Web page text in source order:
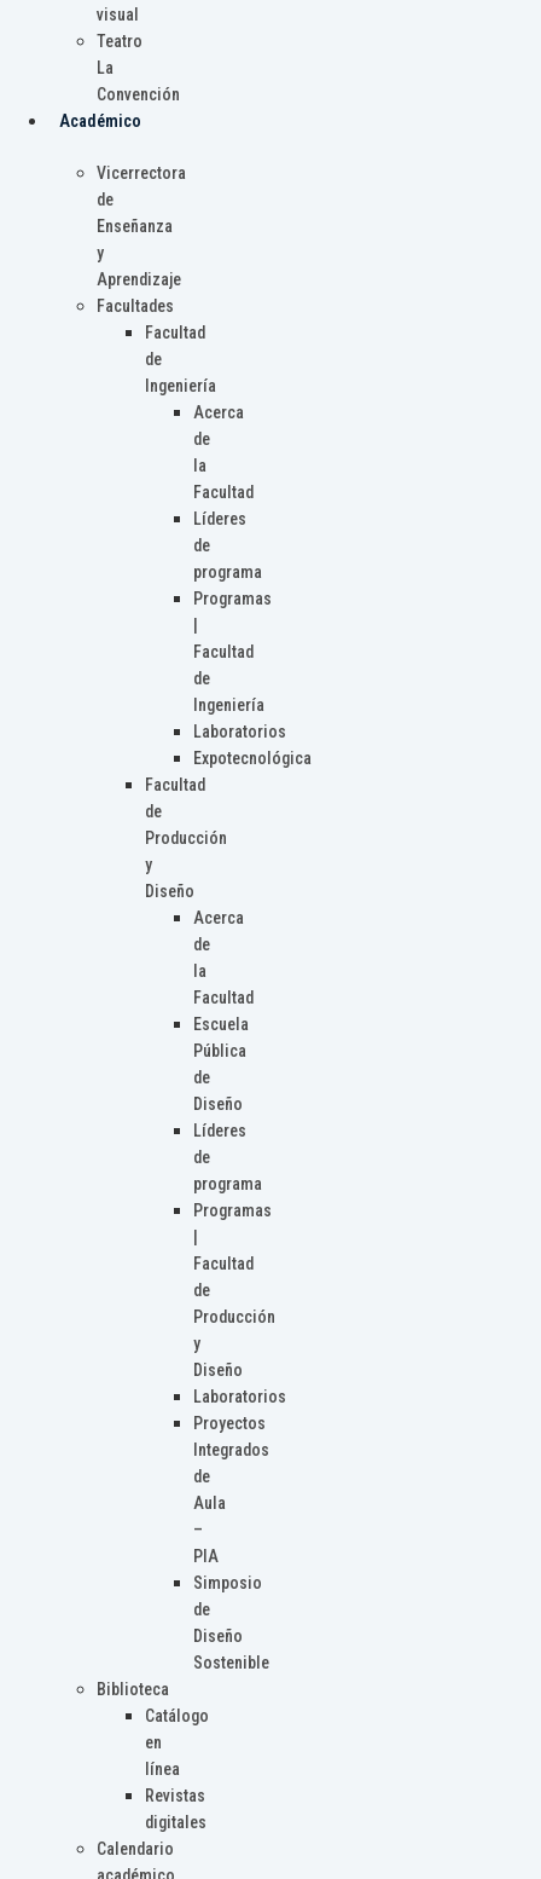
visual
Teatro
La
Convención
Académico
Vicerrectora
de
Enseñanza
y
Aprendizaje
Facultades
Facultad
de
Ingeniería
Acerca
de
la
Facultad
Líderes
de
programa
Programas
Facultad
de
Ingeniería
Laboratorios
Expotecnológica
Facultad
de
Producción
y
Diseño
Acerca
de
la
Facultad
Escuela
Pública
de
Diseño
Líderes
de
programa
Programas
Facultad
de
Producción
y
Diseño
Laboratorios
Proyectos
Integrados
de
Aula
–
PIA
Simposio
de
Diseño
Sostenible
Biblioteca
Catálogo
en
línea
Revistas
digitales
Calendario